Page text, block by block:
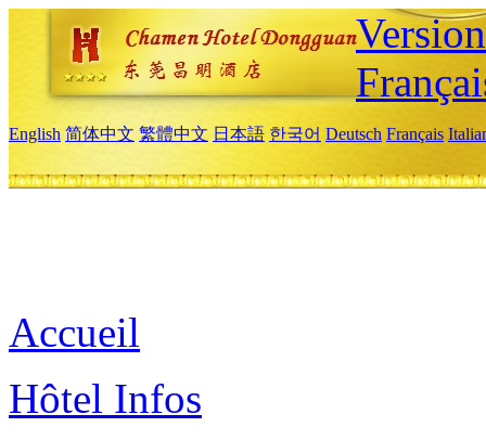
English 简体中文 繁體中文 日本語 한국어 Deutsch Français
Accueil
Hôtel Infos